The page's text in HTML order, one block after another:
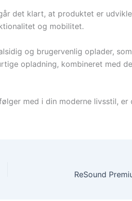
det klart, at produktet er
og mobilitet.
og brugervenlig oplader,
opladning, kombineret med
med i din moderne livsstil,